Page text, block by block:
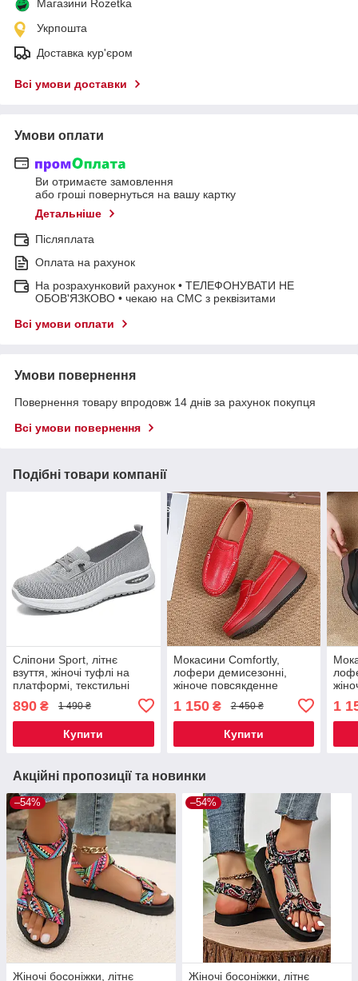
Магазини Rozetka
Укрпошта
Доставка кур'єром
Всі умови доставки
Умови оплати
Ви отримаєте замовлення
або гроші повернуться на вашу картку
Детальніше
Післяплата
Оплата на рахунок
На розрахунковий рахунок • ТЕЛЕФОНУВАТИ НЕ
ОБОВ'ЯЗКОВО • чекаю на СМС з реквізитами
Всі умови оплати
Умови повернення
Повернення товару впродовж 14 днів за рахунок покупця
Всі умови повернення
Подібні товари компанії
Сліпони Sport, літнє
взуття, жіночі туфлі на
платформі, текстильні
мокасини розмір 37, сірі
Код 00-0719
890 ₴ 1 490 ₴
Купити
Мокасини Comfortly,
лофери демисезонні,
жіноче повсякденне
платформі туфлі на
танкетці червоні 38 р Код
1 150₴ 2 450 ₴
Купити
1
Акційні пропозиції та новинки
–54%
Жіночі босоніжки, літнє
–54%
Жіночі босоніжки, літнє